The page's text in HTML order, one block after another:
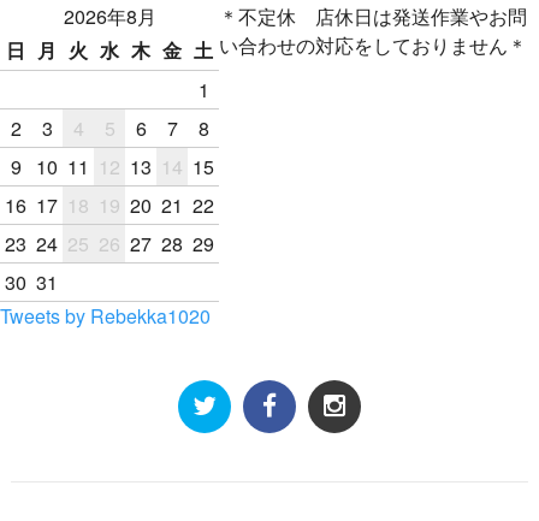
2026年8月
日
月 火 水 木 金 土
1
2
3 4 5 6 7
8
9
10 11 12 13 14 15
16 17 18 19 20 21 22
23 24 25 26 27 28 29
30 31
＊不定休 店休日は発送作業やお問
い合わせの対応をしておりません＊
Tweets by Rebekka1020